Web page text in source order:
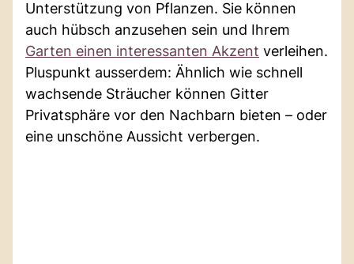
Unterstützung von Pflanzen. Sie können
auch hübsch anzusehen sein und Ihrem
Garten einen interessanten Akzent verleihen.
Pluspunkt ausserdem: Ähnlich wie schnell
wachsende Sträucher können Gitter
Privatsphäre vor den Nachbarn bieten – oder
eine unschöne Aussicht verbergen.